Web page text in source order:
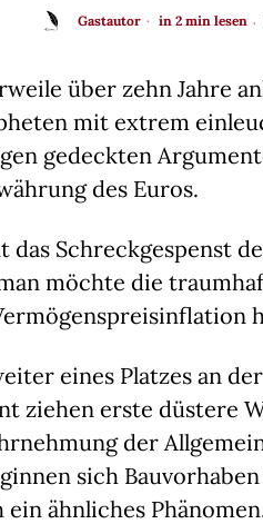
Gastautor in 2 min lesen
über zehn Jahre
mit extrem
gedeckten
des Euros.
das Schreckgespenst
möchte die
eines Platzes an
ziehen erste düstere
der
sich
ähnliches